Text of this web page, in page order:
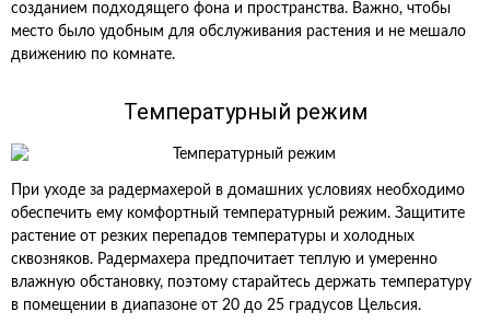
созданием подходящего фона и пространства. Важно, чтобы
место было удобным для обслуживания растения и не мешало
движению по комнате.
Температурный режим
При уходе за радермахерой в домашних условиях необходимо
обеспечить ему комфортный температурный режим. Защитите
растение от резких перепадов температуры и холодных
сквозняков. Радермахера предпочитает теплую и умеренно
влажную обстановку, поэтому старайтесь держать температуру
в помещении в диапазоне от 20 до 25 градусов Цельсия.